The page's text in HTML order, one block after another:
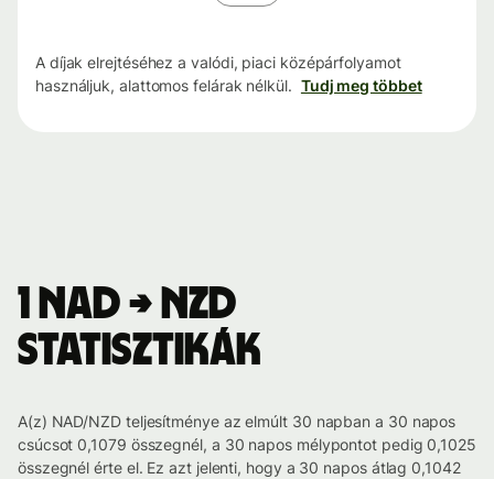
A díjak elrejtéséhez a valódi, piaci középárfolyamot
használjuk, alattomos felárak nélkül. Tudj meg többet
1 NAD → NZD
statisztikák
A(z) NAD/NZD teljesítménye az elmúlt 30 napban a 30 napos
csúcsot 0,1079 összegnél, a 30 napos mélypontot pedig 0,1025
összegnél érte el. Ez azt jelenti, hogy a 30 napos átlag 0,1042